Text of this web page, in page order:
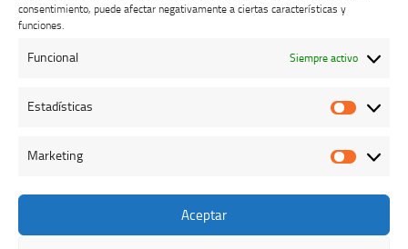
consentimiento, puede afectar negativamente a ciertas características y
funciones.
Funcional Siempre activo
Estadísticas
Marketing
Aceptar
Buzón de dudas, quejas y sugerencias
Colegio Oficial de Veterinarios de Cáceres © 2026. Todos los